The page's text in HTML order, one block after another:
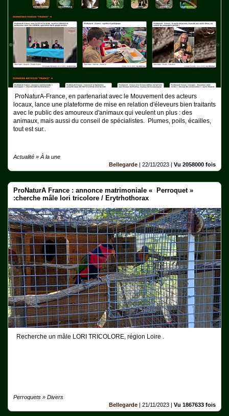
Aquariophilie
Chats
Chiens
Furets
Equidés
Oiseaux
Conservatoire
Bien-
Traitance
Legislation
Maladies-
Epidémies
Pédagogie-
Formation
Agenda
Vidéos
ProNaturA-France, en partenariat avec le Mouvement des acteurs
locaux, lance une plateforme de mise en relation d'éleveurs bien traitants
avec le public des amoureux d'animaux qui veulent un plus : des
animaux, mais aussi du conseil de spécialistes. Plumes, poils, écailles,
tout est sur..
Actualité » À la une
Bellegarde | 22/11/2023 | Vu 2058000 fois
ProNaturA France : annonce matrimoniale « Perroquet »
:cherche mâle lori tricolore / Erytrhothorax
Recherche un mâle LORI TRICOLORE, région Loire .
Perroquets » Divers
Bellegarde | 21/11/2023 | Vu 1867633 fois